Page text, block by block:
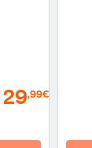
29,99€